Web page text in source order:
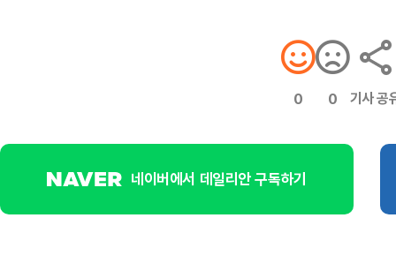
0 0 기사 공
네이버에서 데일리안 구독하기